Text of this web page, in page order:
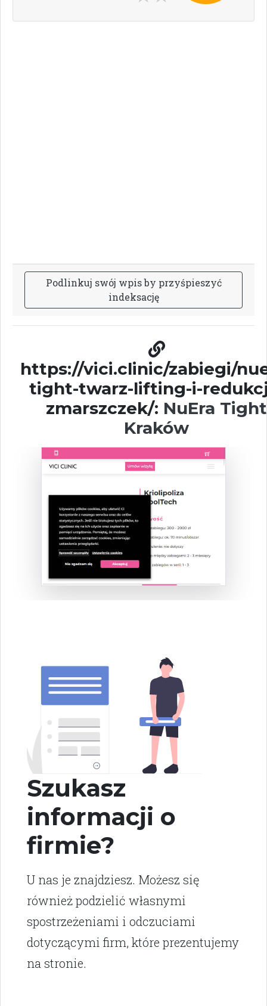
Podlinkuj swój wpisby przyśpieszyć
indeksację
https://vici.clinic/zabiegi/
tight-twarz-lifting-i-
zmarszczek/: NuEra Tight
Kraków
Szukasz
informacji o
firmie?
U nas je znajdziesz. Możesz się
również podzielić własnymi
spostrzeżeniami i odczuciami
dotyczącymi firm, które prezentujemy
na stronie.